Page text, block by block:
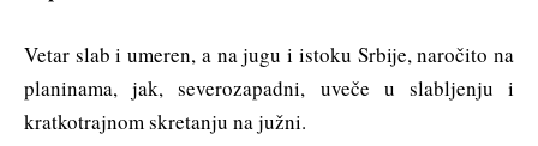
Vetar slab i umeren, a na jugu i istoku Srbije, naročito na
planinama, jak, severozapadni, uveče u slabljenju i
kratkotrajnom skretanju na južni.